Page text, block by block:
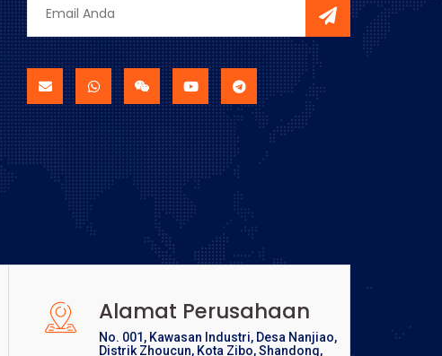
Alamat Perusahaan
No. 001, Kawasan Industri, Desa Nanjiao,
Distrik Zhoucun, Kota Zibo, Shandong,